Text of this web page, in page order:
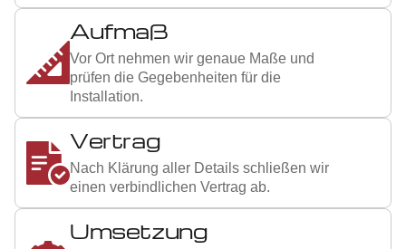
Aufmaß
Vor Ort nehmen wir genaue Maße und
prüfen die Gegebenheiten für die
Installation.
Vertrag
Nach Klärung aller Details schließen wir
einen verbindlichen Vertrag ab.
Umsetzung